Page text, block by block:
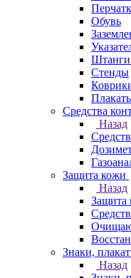
Обувь
Штанги
Стенды
Средства
Назад
Защита кожи
Назад
Защита
Знаки,
Назад